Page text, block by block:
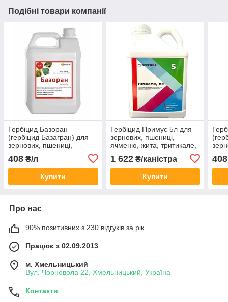
Подібні товари компанії
Гербіцид Базоран
(гербіцид Базагран) для
зернових, пшениці,
кукурудзи, сої, гороху,
люцерни
408 ₴/л
Купити
Гербіцид Примус 5л для
зернових, пшениці,
ячменю, жита, тритикале,
сорго
1 622₴/каністра
Купити
408
Про нас
90% позитивних з 230 відгуків за рік
Працює з 02.09.2013
м. Хмельницький
Вул. Чорновола 22, Хмельницький, Україна
Контакти